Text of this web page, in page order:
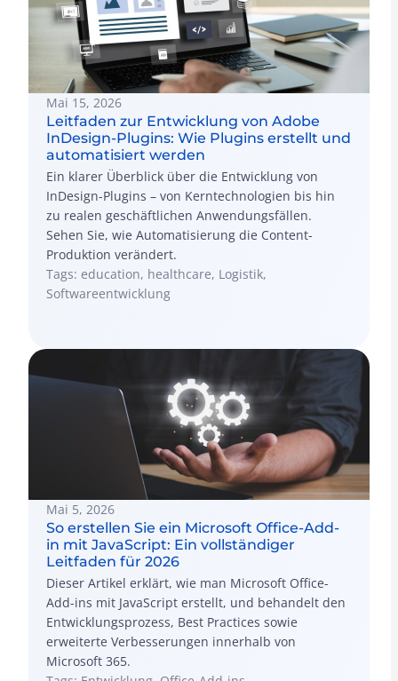
Mai 15, 2026
Leitfaden zur Entwicklung von Adobe
InDesign-Plugins: Wie Plugins erstellt und
automatisiert werden
Ein klarer Überblick über die Entwicklung von
InDesign-Plugins – von Kerntechnologien bis hin
zu realen geschäftlichen Anwendungsfällen.
Sehen Sie, wie Automatisierung die Content-
Produktion verändert.
Tags: education, healthcare, Logistik,
Softwareentwicklung
Mai 5, 2026
So erstellen Sie ein Microsoft Office-Add-
in mit JavaScript: Ein vollständiger
Leitfaden für 2026
Dieser Artikel erklärt, wie man Microsoft Office-
Add-ins mit JavaScript erstellt, und behandelt den
Entwicklungsprozess, Best Practices sowie
erweiterte Verbesserungen innerhalb von
Microsoft 365.